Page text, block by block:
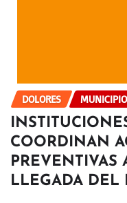
DOLORES
COORDINAN
PREVENTIVAS
LLEGADA